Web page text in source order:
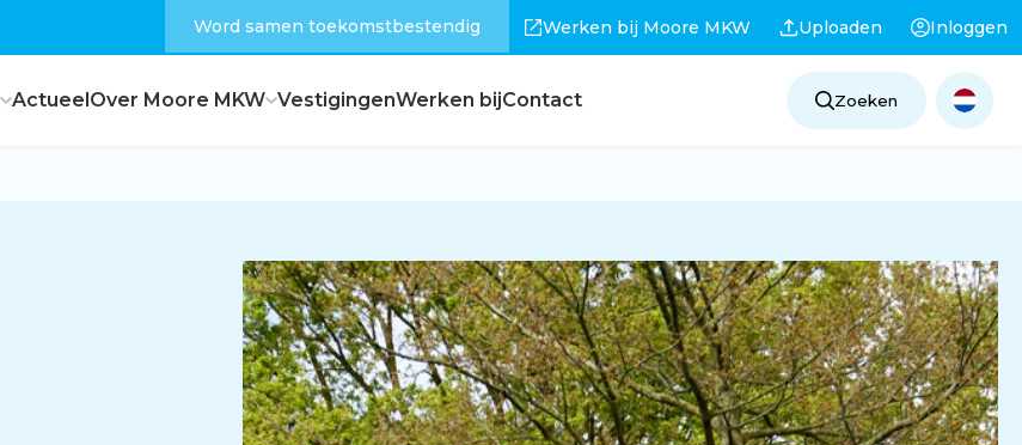
Word samen toekomstbestendig Werken bij Moore MKW Uploaden Inloggen
ActueelOver Moore MKW
Raad van commissarissen
Hoe zijn wij georganiseerd?
VestigingenWerken bijContact Zoeken